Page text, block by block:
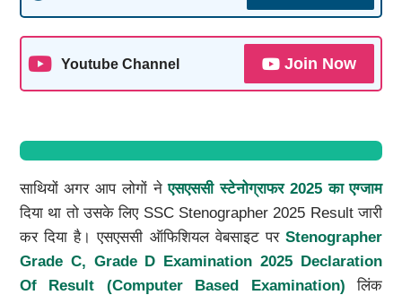
Youtube Channel Join Now
साथियों अगर आप लोगों नेएसएससी स्टेनोग्राफर 2025 का एग्जाम
दिया था तो उसके लिए SSC Stenographer 2025 Result जारी
कर दिया है। एसएससी ऑफिशियल वेबसाइट परStenographer
Grade C, Grade D Examination 2025 Declaration
Of Result (Computer Based Examination) लिंक